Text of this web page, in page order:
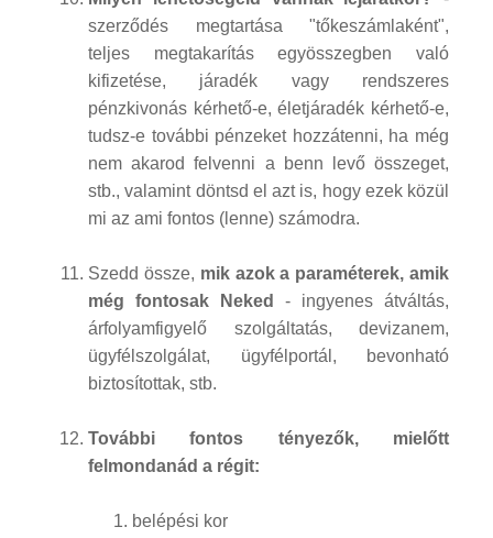
szerződés megtartása "tőkeszámlaként",
teljes megtakarítás egyösszegben való
kifizetése, járadék vagy rendszeres
pénzkivonás kérhető-e, életjáradék kérhető-e,
tudsz-e további pénzeket hozzátenni, ha még
nem akarod felvenni a benn levő összeget,
stb., valamint döntsd el azt is, hogy ezek közül
mi az ami fontos (lenne) számodra.
Szedd össze, mik azok a paraméterek, amik
még fontosak Neked
- ingyenes átváltás,
árfolyamfigyelő szolgáltatás, devizanem,
ügyfélszolgálat, ügyfélportál, bevonható
biztosítottak, stb.
További fontos tényezők, mielőtt
felmondanád a régit:
belépési kor